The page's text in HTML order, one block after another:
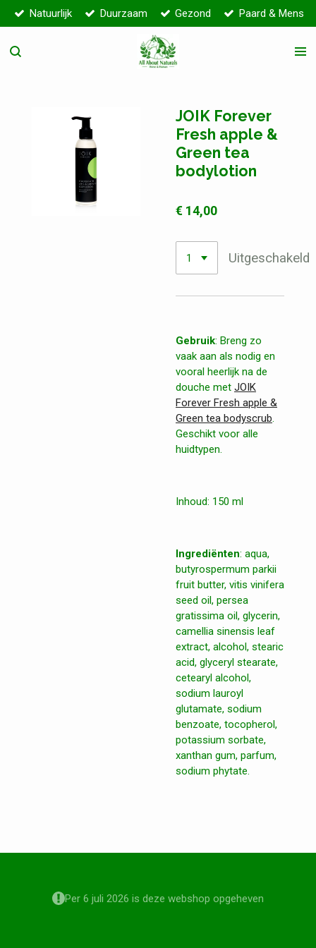
Ga
direct
naar
Natuurlijk Duurzaam Gezond Paard & Mens
JOIK Forever
Fresh apple &
Green tea
bodylotion
€ 14,00
Uitgeschakeld
Gebruik: Breng zo
vaak aan als nodig en
vooral heerlijk na de
douche met JOIK
Forever Fresh apple &
Green tea bodyscrub.
Geschikt voor alle
huidtypen.
Inhoud: 150 ml
Ingrediënten: aqua,
butyrospermum parkii
fruit butter, vitis vinifera
seed oil, persea
gratissima oil, glycerin,
camellia sinensis leaf
extract, alcohol, stearic
acid, glyceryl stearate,
cetearyl alcohol,
sodium lauroyl
glutamate, sodium
benzoate, tocopherol,
potassium sorbate,
xanthan gum, parfum,
sodium phytate.
Per 6 juli 2026 is deze webshop opgeheven